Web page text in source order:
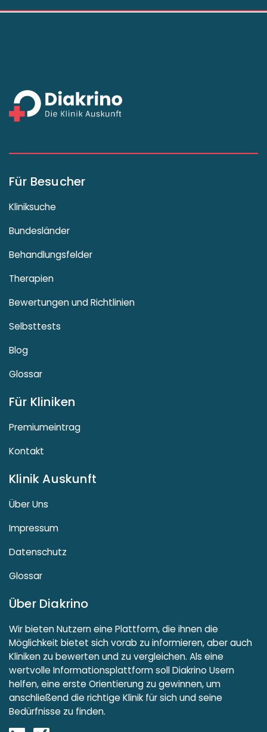
Für Besucher
Kliniksuche
Bundesländer
Behandlungsfelder
Therapien
Bewertungen und Richtlinien
Selbsttests
Blog
Glossar
Für Kliniken
Premiumeintrag
Kontakt
Klinik Auskunft
Über Uns
Impressum
Datenschutz
Glossar
Über Diakrino
Wir bieten Nutzern eine Plattform, die ihnen die
Möglichkeit bietet sich vorab zu informieren, aber auch
Kliniken zu bewerten und zu vergleichen. Als eine
wertvolle Informationsplattform soll Diakrino Usern
helfen, eine erste Orientierung zu gewinnen, um
anschließend die richtige Klinik für sich und seine
Bedürfnisse zu finden.